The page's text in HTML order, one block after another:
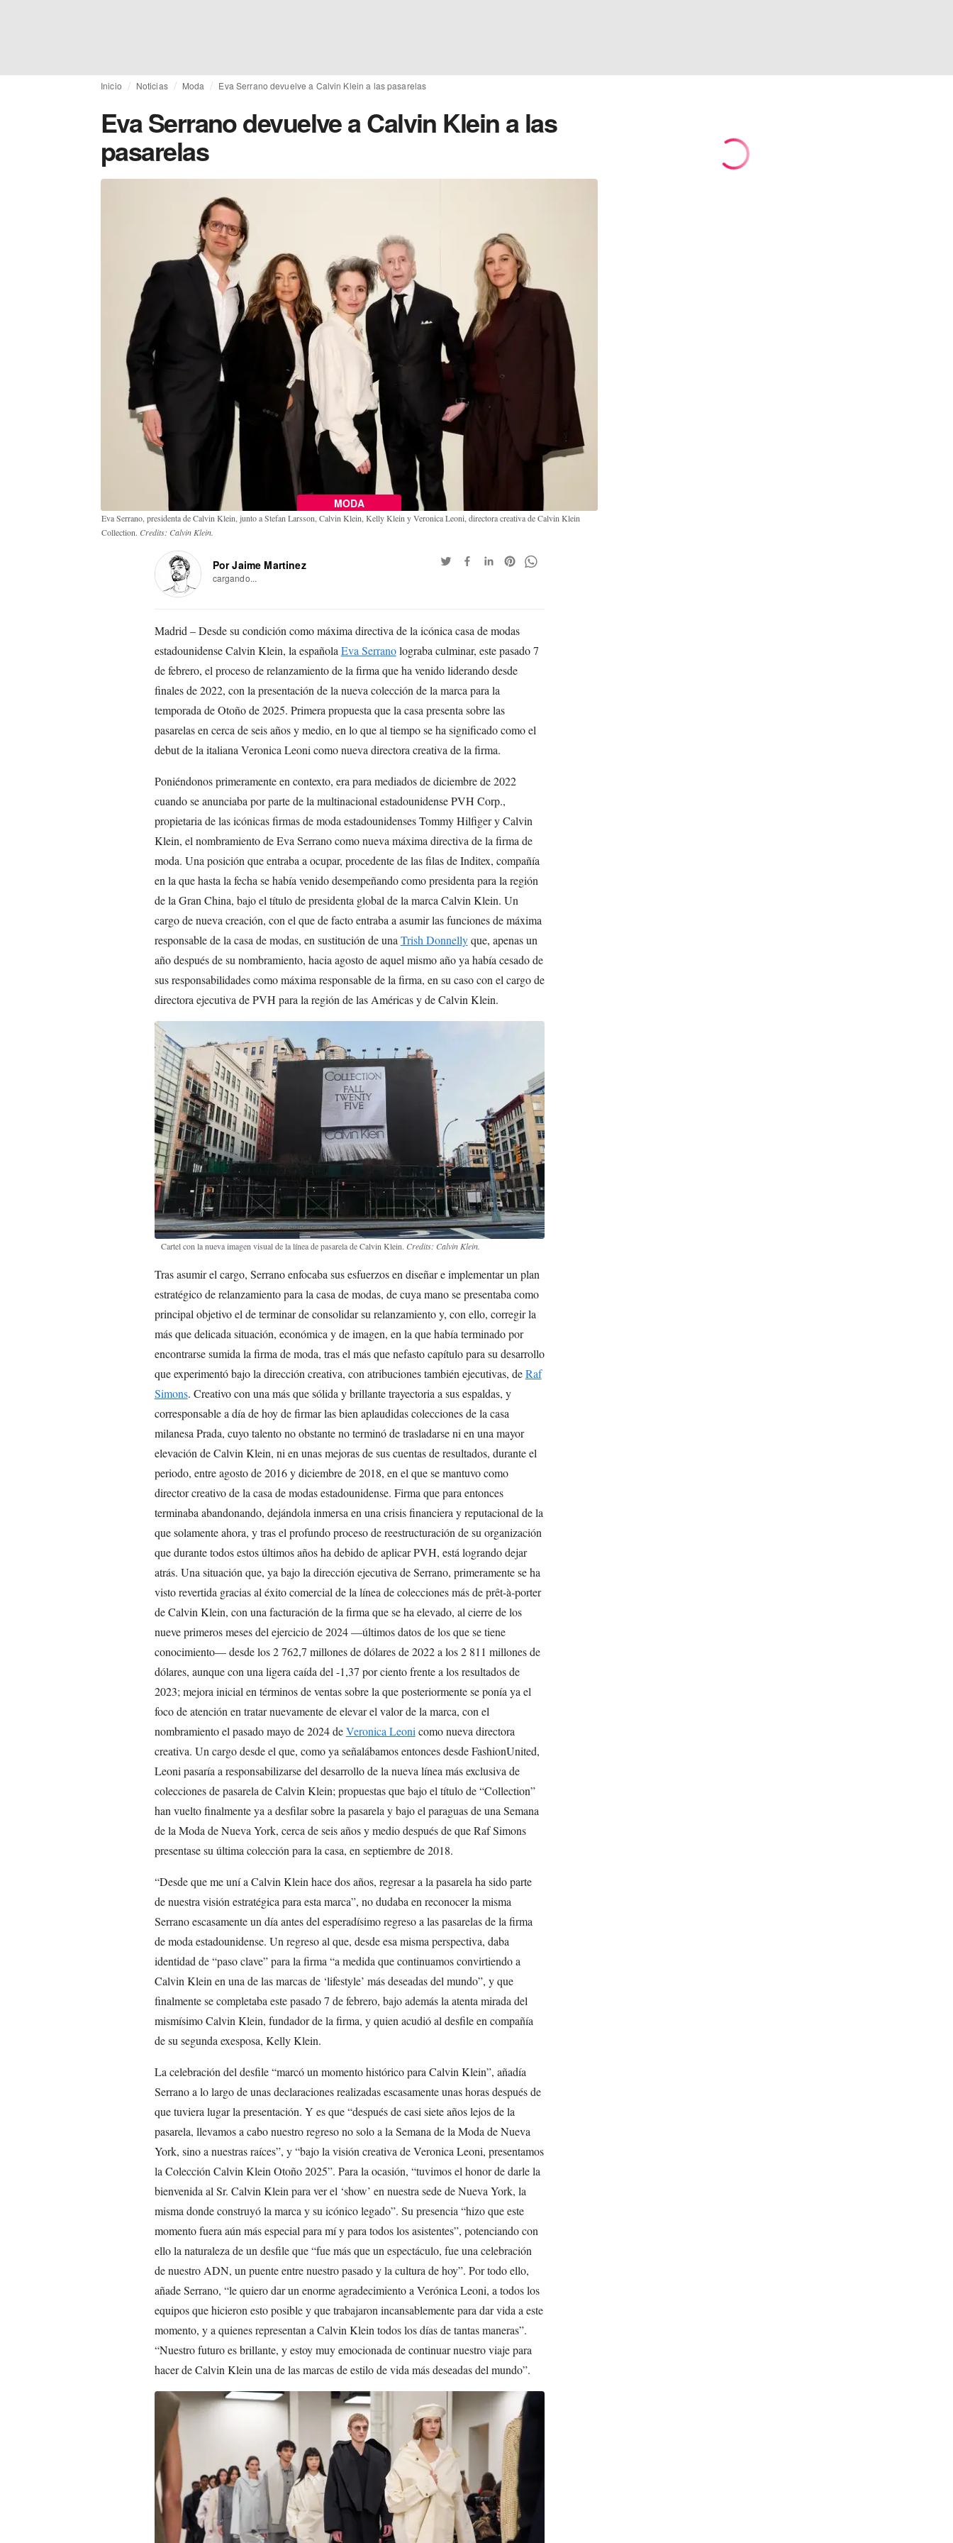
Inicio Noticias Moda Eva Serrano devuelve a Calvin Klein a las pasarelas
Eva Serrano devuelve a Calvin Klein a las
pasarelas
MODA
Eva Serrano, presidenta de Calvin Klein, junto a Stefan Larsson, Calvin Klein, Kelly Klein y Veronica Leoni, directora creativa de Calvin Klein
Collection. Credits: Calvin Klein.
Por Jaime Martinez
cargando...
Madrid – Desde su condición como máxima directiva de la icónica casa de modas
estadounidense Calvin Klein, la española Eva Serranolograba culminar, este pasado 7
de febrero, el proceso de relanzamiento de la firma que ha venido liderando desde
finales de 2022, con la presentación de la nueva colección de la marca para la
temporada de Otoño de 2025. Primera propuesta que la casa presenta sobre las
pasarelas en cerca de seis años y medio, en lo que al tiempo se ha significado como el
debut de la italiana Veronica Leoni como nueva directora creativa de la firma.
Poniéndonos primeramente en contexto, era para mediados de diciembre de 2022
cuando se anunciaba por parte de la multinacional estadounidense PVH Corp.,
propietaria de las icónicas firmas de moda estadounidenses Tommy Hilfiger y Calvin
Klein, el nombramiento de Eva Serrano como nueva máxima directiva de la firma de
moda. Una posición que entraba a ocupar, procedente de las filas de Inditex, compañía
en la que hasta la fecha se había venido desempeñando como presidenta para la región
de la Gran China, bajo el título de presidenta global de la marca Calvin Klein. Un
cargo de nueva creación, con el que de facto entraba a asumir las funciones de máxima
responsable de la casa de modas, en sustitución de una Trish Donnellyque, apenas un
año después de su nombramiento, hacia agosto de aquel mismo año ya había cesado de
sus responsabilidades como máxima responsable de la firma, en su caso con el cargo de
directora ejecutiva de PVH para la región de las Américas y de Calvin Klein.
Cartel con la nueva imagen visual de la línea de pasarela de Calvin Klein. Credits: Calvin Klein.
Tras asumir el cargo, Serrano enfocaba sus esfuerzos en diseñar e implementar un plan
estratégico de relanzamiento para la casa de modas, de cuya mano se presentaba como
principal objetivo el de terminar de consolidar su relanzamiento y, con ello, corregir la
más que delicada situación, económica y de imagen, en la que había terminado por
encontrarse sumida la firma de moda, tras el más que nefasto capítulo para su desarrollo
que experimentó bajo la dirección creativa, con atribuciones también ejecutivas, deRaf
Simons. Creativo con una más que sólida y brillante trayectoria a sus espaldas, y
corresponsable a día de hoy de firmar las bien aplaudidas colecciones de la casa
milanesa Prada, cuyo talento no obstante no terminó de trasladarse ni en una mayor
elevación de Calvin Klein, ni en unas mejoras de sus cuentas de resultados, durante el
periodo, entre agosto de 2016 y diciembre de 2018, en el que se mantuvo como
director creativo de la casa de modas estadounidense. Firma que para entonces
terminaba abandonando, dejándola inmersa en una crisis financiera y reputacional de la
que solamente ahora, y tras el profundo proceso de reestructuración de su organización
que durante todos estos últimos años ha debido de aplicar PVH, está logrando dejar
atrás. Una situación que, ya bajo la dirección ejecutiva de Serrano, primeramente se ha
visto revertida gracias al éxito comercial de la línea de colecciones más de prêt-à-porter
de Calvin Klein, con una facturación de la firma que se ha elevado, al cierre de los
nueve primeros meses del ejercicio de 2024 —últimos datos de los que se tiene
conocimiento— desde los 2 762,7 millones de dólares de 2022 a los 2 811 millones de
dólares, aunque con una ligera caída del -1,37 por ciento frente a los resultados de
2023; mejora inicial en términos de ventas sobre la que posteriormente se ponía ya el
foco de atención en tratar nuevamente de elevar el valor de la marca, con el
nombramiento el pasado mayo de 2024 deVeronica Leoni como nueva directora
creativa. Un cargo desde el que, como ya señalábamos entonces desde FashionUnited,
Leoni pasaría a responsabilizarse del desarrollo de la nueva línea más exclusiva de
colecciones de pasarela de Calvin Klein; propuestas que bajo el título de “Collection”
han vuelto finalmente ya a desfilar sobre la pasarela y bajo el paraguas de una Semana
de la Moda de Nueva York, cerca de seis años y medio después de que Raf Simons
presentase su última colección para la casa, en septiembre de 2018.
“Desde que me uní a Calvin Klein hace dos años, regresar a la pasarela ha sido parte
de nuestra visión estratégica para esta marca”, no dudaba en reconocer la misma
Serrano escasamente un día antes del esperadísimo regreso a las pasarelas de la firma
de moda estadounidense. Un regreso al que, desde esa misma perspectiva, daba
identidad de “paso clave” para la firma “a medida que continuamos convirtiendo a
Calvin Klein en una de las marcas de ‘lifestyle’ más deseadas del mundo”, y que
finalmente se completaba este pasado 7 de febrero, bajo además la atenta mirada del
mismísimo Calvin Klein, fundador de la firma, y quien acudió al desfile en compañía
de su segunda exesposa, Kelly Klein.
La celebración del desfile “marcó un momento histórico para Calvin Klein”, añadía
Serrano a lo largo de unas declaraciones realizadas escasamente unas horas después de
que tuviera lugar la presentación. Y es que “después de casi siete años lejos de la
pasarela, llevamos a cabo nuestro regreso no solo a la Semana de la Moda de Nueva
York, sino a nuestras raíces”, y “bajo la visión creativa de Veronica Leoni, presentamos
la Colección Calvin Klein Otoño 2025”. Para la ocasión, “tuvimos el honor de darle la
bienvenida al Sr. Calvin Klein para ver el ‘show’ en nuestra sede de Nueva York, la
misma donde construyó la marca y su icónico legado”. Su presencia “hizo que este
momento fuera aún más especial para mí y para todos los asistentes”, potenciando con
ello la naturaleza de un desfile que “fue más que un espectáculo, fue una celebración
de nuestro ADN, un puente entre nuestro pasado y la cultura de hoy”. Por todo ello,
añade Serrano, “le quiero dar un enorme agradecimiento a Verónica Leoni, a todos los
equipos que hicieron esto posible y que trabajaron incansablemente para dar vida a este
momento, y a quienes representan a Calvin Klein todos los días de tantas maneras”.
“Nuestro futuro es brillante, y estoy muy emocionada de continuar nuestro viaje para
hacer de Calvin Klein una de las marcas de estilo de vida más deseadas del mundo”.